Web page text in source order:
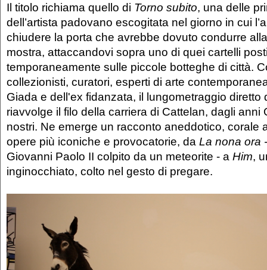
Il titolo richiama quello di Torno subito, una delle
dell’artista padovano escogitata nel giorno in cui
chiudere la porta che avrebbe dovuto condurre
mostra, attaccandovi sopra uno di quei cartelli
temporaneamente sulle piccole botteghe di città.
collezionisti, curatori, esperti di arte
Giada e dell'ex fidanzata, il lungometraggio diretto
riavvolge il filo della carriera di Cattelan, dagli anni
nostri. Ne emerge un racconto aneddotico, corale
opere più iconiche e provocatorie, da La nona ora -
Giovanni Paolo II colpito da un meteorite - a Him,
inginocchiato, colto nel gesto di pregare.